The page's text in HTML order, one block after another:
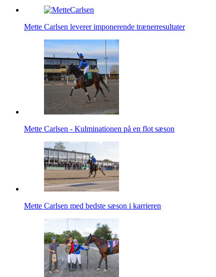
Mette Carlsen leverer imponerende trænerresultater
Mette Carlsen - Kulminationen på en flot sæson
Mette Carlsen med bedste sæson i karrieren